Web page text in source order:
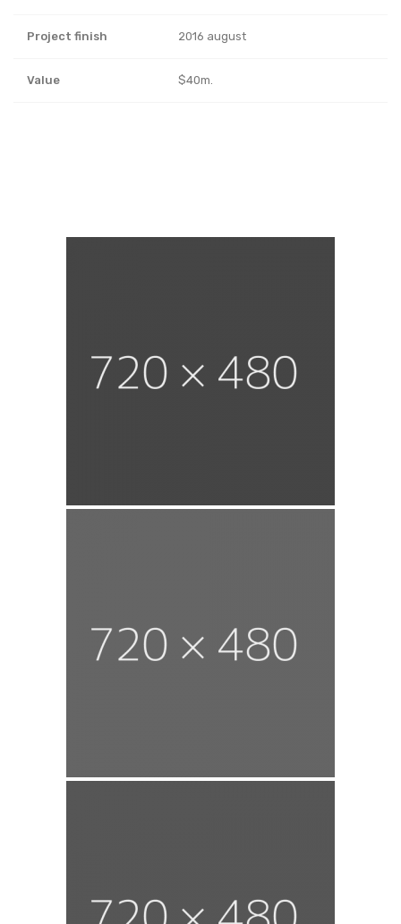
Project finish 2016 august
Value $40m.